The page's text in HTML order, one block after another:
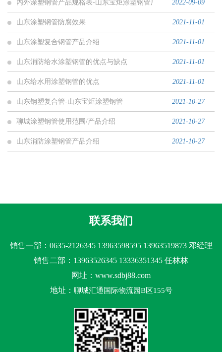
内外涂塑钢管产品规格表-山东宝炬涂塑钢管厂 2022-09-09
山东涂塑钢管防腐效果 2021-11-01
山东涂塑复合钢管产品介绍 2021-11-01
山东消防给水涂塑钢管的优点与缺点 2021-11-01
山东给水用涂塑钢管的优点 2021-11-01
山东钢塑复合管-山东宝炬涂塑钢管 2021-10-27
聊城涂塑钢管使用范围/产品介绍 2021-10-27
山东消防涂塑钢管产品介绍 2021-10-27
联系我们
销售一部：0635-2126345 13963598595 13963519873 邓经理
销售二部：13963526345 13336351345 任林林
网址：www.sdbj88.com
地址： 聊城汇通国际物流园B区155号